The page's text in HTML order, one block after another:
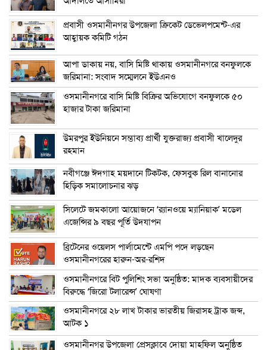
প্রবাসী ওসমানীনগর উপজেলা ক্রিকেট ডেভেলপমেন্ট-এর
আহ্বায়ক কমিটি গঠন
আপা ডাকায় নয়, বাসি মিষ্টি থাকায় ওসমানীনগরে বনফুলকে
জরিমানা: সংবাদ সম্মেলনে ইউএনও
ওসমানীনগরে বাসি মিষ্টি বিক্রির অভিযোগে বনফুলকে ৫০
হাজার টাকা জরিমানা
উমরপুর ইউনিয়নে সম্ভাব্য প্রার্থী যুক্তরাজ্য প্রবাসী খালেদুর
রহমান
নবীগঞ্জে ঈদগাহ ময়দানে টিকটক, ফেসবুক রিল বানানোর
হিড়িক সমালোচনার ঝড়
সিলেটে জমকালো আয়োজনে ‘র‍্যানওয়ে ম্যানিয়াক’ মডেল
এজেন্সির ৯ বছর পূর্তি উদযাপন
ব্রিটেনের ওয়েলস পার্লামেন্টে এমপি পদে লড়ছেন
ওসমানীনগরের হারুন-অর-রশিদ
ওসমানীনগরে বিট পুলিশিং সভা অনুষ্ঠিত: মাদক ব্যবসায়ীদের
বিরুদ্ধে ‘জিরো টলারেন্স’ ঘোষণা
ওসমানীনগরে ২৮ লাখ টাকার ভারতীয় জিরাসহ ট্রাক জব্দ,
আটক ১
ওসমানীনগর উপজেলা প্রেসক্লাবে দোয়া মাহফিল অনুষ্ঠিত